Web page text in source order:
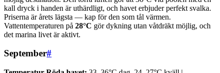
kall dryck i handen är uthärdligt, och havet erbjuder perfekt svalka.
Priserna är årets lägsta — kap för den som tål värmen.
Vattentemperaturen på 28°C gör dykning utan våtdräkt möjlig, och
det marina livet är aktivt.
September#